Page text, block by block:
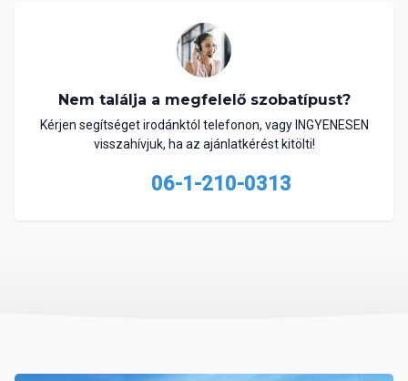
Nem találja a megfelelő szobatípust?
Kérjen segítséget irodánktól telefonon, vagy INGYENESEN
visszahívjuk, ha az ajánlatkérést kitölti!
06-1-210-0313